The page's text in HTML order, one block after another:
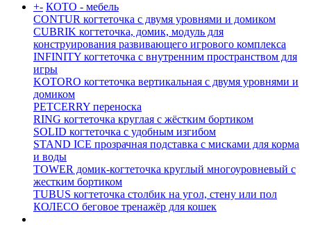
+- КОТО - мебель
CONTUR когтеточка с двумя уровнями и домиком
CUBRIK когтеточка, домик, модуль для
конструирования развивающего игрового комплекса
INFINITY когтеточка с внутренним пространством для
игры
KOTORO когтеточка вертикальная с двумя уровнями и
домиком
PETCERRY переноска
RING когтеточка круглая с жёстким бортиком
SOLID когтеточка с удобным изгибом
STAND ICE прозрачная подставка с мисками для корма
и воды
TOWER домик-когтеточка круглый многоуровневый с
жестким бортиком
TUBUS когтеточка столбик на угол, стену или пол
КОЛЕСО беговое тренажёр для кошек